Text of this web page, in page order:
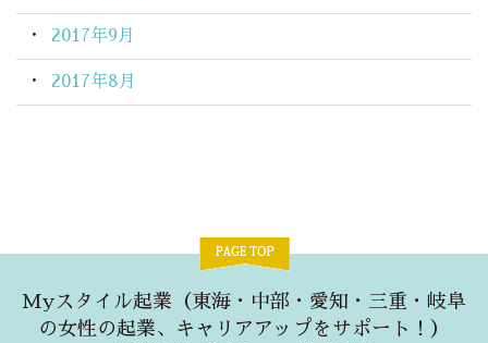
2017年9月
2017年8月
Myスタイル起業（東海・中部・愛知・三重・岐阜
の女性の起業、キャリアアップをサポート！）